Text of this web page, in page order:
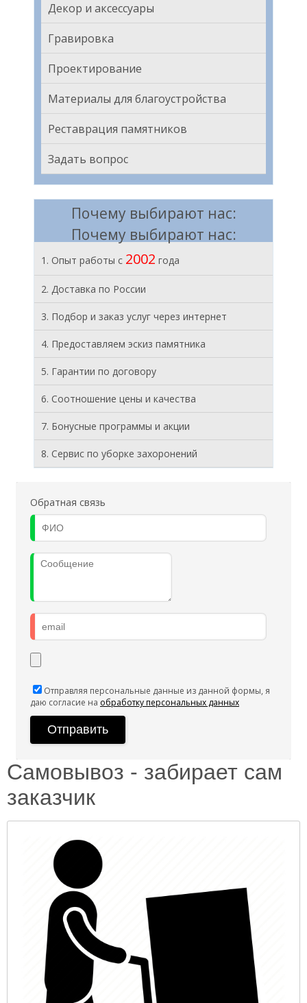
Декор и аксессуары
Гравировка
Проектирование
Материалы для благоустройства
Реставрация памятников
Задать вопрос
Почему выбирают нас:
Почему выбирают нас:
1. Опыт работы с 2002 года
2. Доставка по России
3. Подбор и заказ услуг через интернет
4. Предоставляем эскиз памятника
5. Гарантии по договору
6. Соотношение цены и качества
7. Бонусные программы и акции
8. Cервис по уборке захоронений
Обратная связь
Отправляя персональные данные из данной формы, я
даю согласие на обработку персональных данных
Самовывоз - забирает сам
заказчик